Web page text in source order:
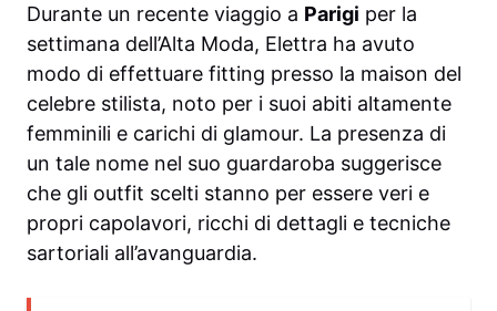
Durante un recente viaggio a Parigi per la
settimana dell’Alta Moda, Elettra ha avuto
modo di effettuare fitting presso la maison del
celebre stilista, noto per i suoi abiti altamente
femminili e carichi di glamour. La presenza di
un tale nome nel suo guardaroba suggerisce
che gli outfit scelti stanno per essere veri e
propri capolavori, ricchi di dettagli e tecniche
sartoriali all’avanguardia.